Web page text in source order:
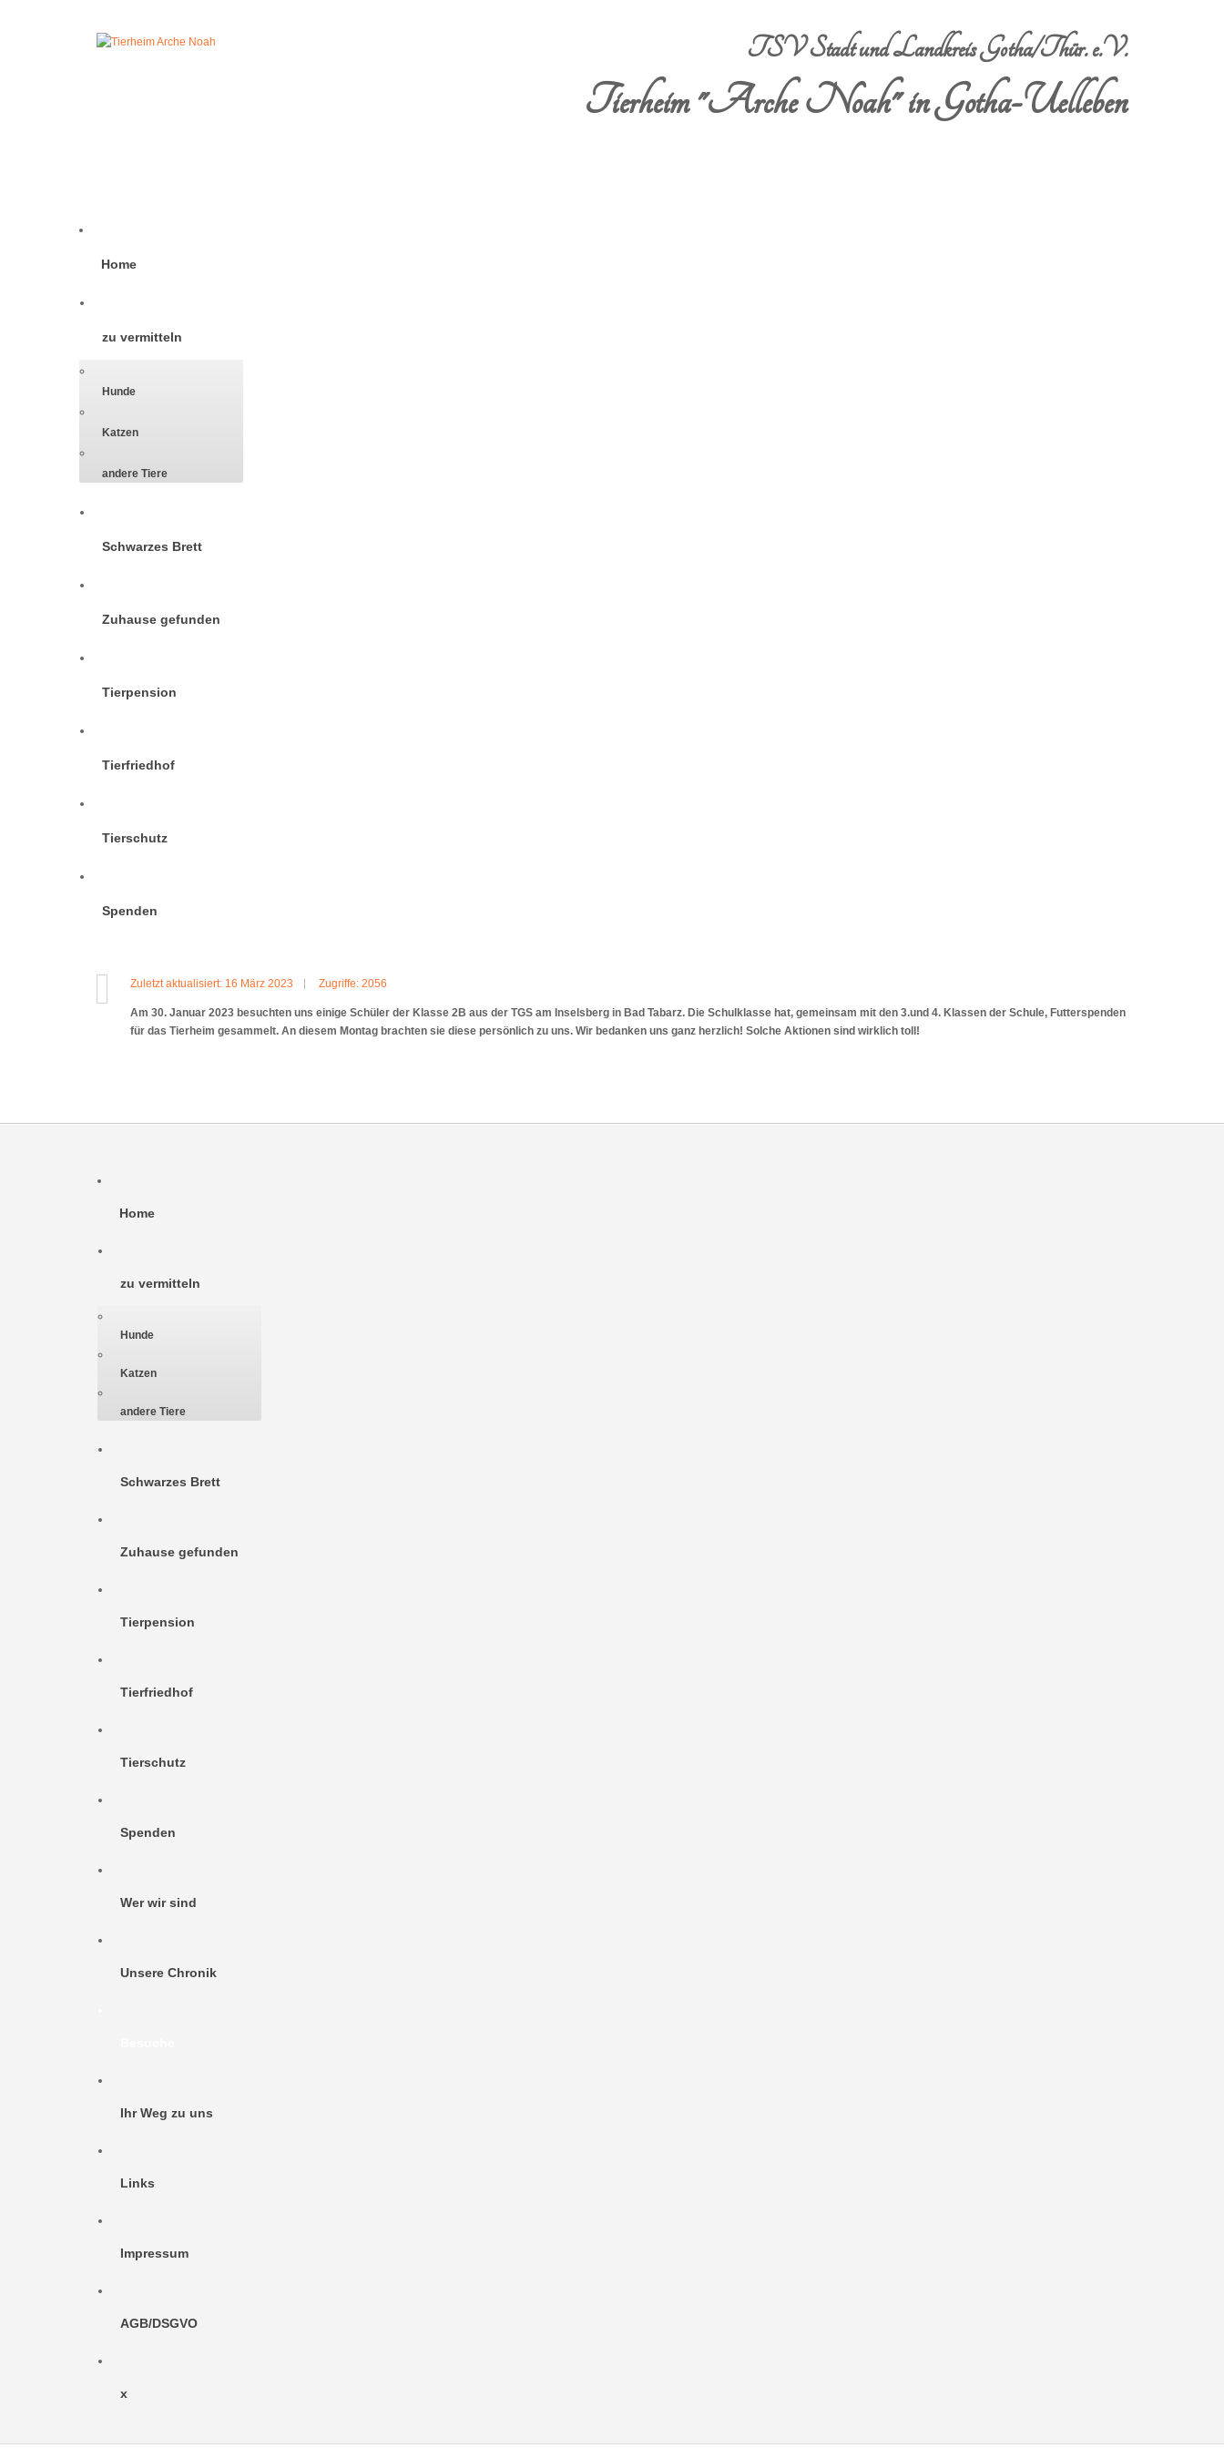
TSV Stadt und Landkreis Gotha/Thür. e.V.
Tierheim "Arche Noah" in Gotha-Uelleben
Home
zu vermitteln
Hunde
Katzen
andere Tiere
Schwarzes Brett
Zuhause gefunden
Tierpension
Tierfriedhof
Tierschutz
Spenden
Zuletzt aktualisiert: 16 März 2023 Zugriffe: 2056
Am 30. Januar 2023 besuchten uns einige Schüler der Klasse 2B aus der TGS am Inselsberg in Bad Tabarz. Die Schulklasse hat, gemeinsam mit den 3.und 4. Klassen der Schule, Futterspenden
für das Tierheim gesammelt. An diesem Montag brachten sie diese persönlich zu uns. Wir bedanken uns ganz herzlich! Solche Aktionen sind wirklich toll!
Home
zu vermitteln
Hunde
Katzen
andere Tiere
Schwarzes Brett
Zuhause gefunden
Tierpension
Tierfriedhof
Tierschutz
Spenden
Wer wir sind
Unsere Chronik
Ihr Weg zu uns
Links
Impressum
AGB/DSGVO
x